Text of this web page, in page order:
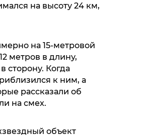
на высоту 24 км,
на 15-метровой
12 метров в длину,
сторону. Когда
к ним, а
рассказали об
на смех.
объект